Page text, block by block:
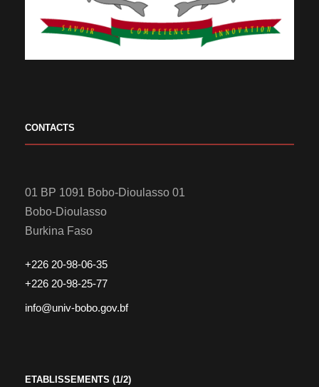
CONTACTS
01 BP 1091 Bobo-Dioulasso 01
Bobo-Dioulasso
Burkina Faso
+226 20-98-06-35
+226 20-98-25-77
info@univ-bobo.gov.bf
ETABLISSEMENTS (1/2)